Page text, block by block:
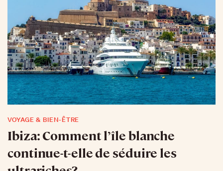
VOYAGE & BIEN-ÊTRE
Ibiza: Comment l’île blanche
continue-t-elle de séduire les